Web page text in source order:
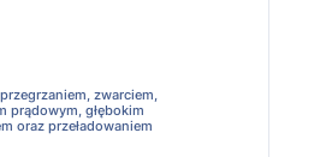
zwarciem,
prądowym, głębokim
oraz przeładowaniem